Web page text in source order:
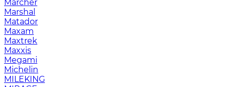
Marcher
Marshal
Matador
Maxam
Maxtrek
Maxxis
Megami
Michelin
MILEKING